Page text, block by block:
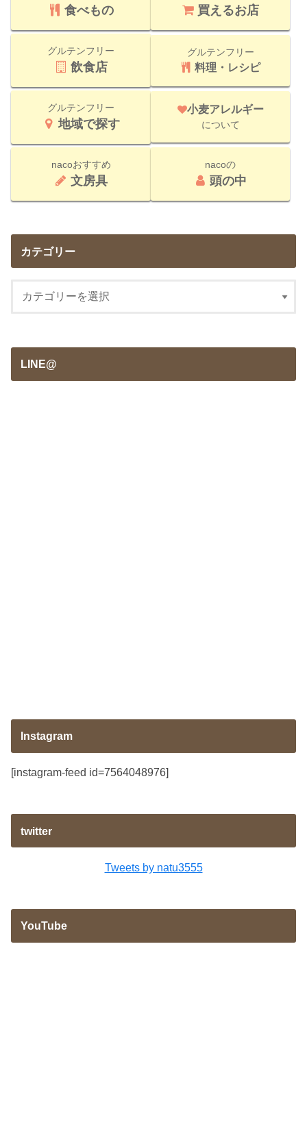
食べもの 買えるお店
グルテンフリー
飲食店
グルテンフリー
料理・レシピ
グルテンフリー
地域で探す
小麦アレルギー
について
nacoおすすめ
文房具
nacoの
頭の中
カテゴリー
LINE@
Instagram
[instagram-feed id=7564048976]
twitter
Tweets by natu3555
YouTube